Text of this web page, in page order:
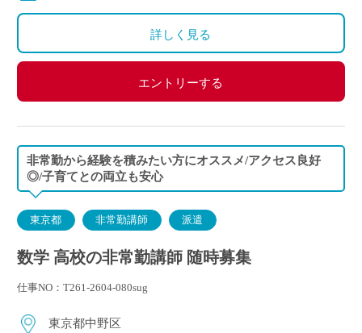
詳しく見る
エントリーする
非常勤から経験を積みたい方にオススメ/アクセス良好
◎/子育てとの両立も安心
東京都 非常勤講師 派遣
数学 高校の非常勤講師 随時募集
仕事NO：T261-2604-080sug
東京都中野区